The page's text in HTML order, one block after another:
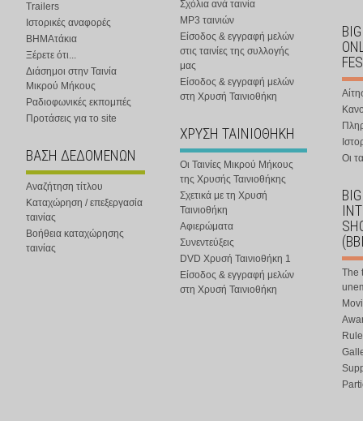
Trailers
Ιστορικές αναφορές
ΒΗΜΑτάκια
Ξέρετε ότι...
Διάσημοι στην Ταινία
Μικρού Μήκους
Ραδιοφωνικές εκπομπές
Προτάσεις για το site
ΒΑΣΗ ΔΕΔΟΜΕΝΩΝ
Αναζήτηση τίτλου
Καταχώρηση / επεξεργασία
ταινίας
Βοήθεια καταχώρησης
ταινίας
Σχόλια ανά ταινία
MP3 ταινιών
Είσοδος & εγγραφή μελών
στις ταινίες της συλλογής
μας
Είσοδος & εγγραφή μελών
στη Χρυσή Ταινιοθήκη
ΧΡΥΣΗ ΤΑΙΝΙΟΘΗΚΗ
Οι Ταινίες Μικρού Μήκους
της Χρυσής Ταινιοθήκης
Σχετικά με τη Χρυσή
Ταινιοθήκη
Αφιερώματα
Συνεντεύξεις
DVD Χρυσή Ταινιοθήκη 1
Είσοδος & εγγραφή μελών
στη Χρυσή Ταινιοθήκη
Οι
The